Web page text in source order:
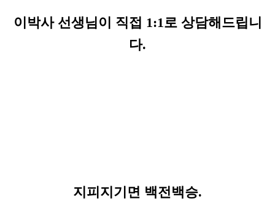
이박사 선생님이 직접 1:1로 상담해드립니
다.
지피지기면 백전백승.